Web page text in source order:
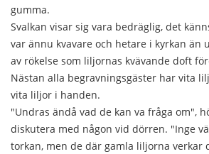
gumma.
Svalkan visar sig vara bedräglig, det
var ännu kvavare och hetare i kyrkan än
av rökelse som liljornas kvävande doft
Nästan alla begravningsgäster har vita
vita liljor i handen.
"Undras ändå vad de kan va fråga om",
diskutera med någon vid dörren. "Inge
torkan, men de där gamla liljorna verkar